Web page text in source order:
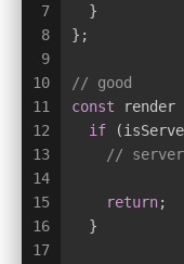
7
8
9
10
11
12
13
14
15
16
17
  }
};
// good
const render
if
// server
return;
  }